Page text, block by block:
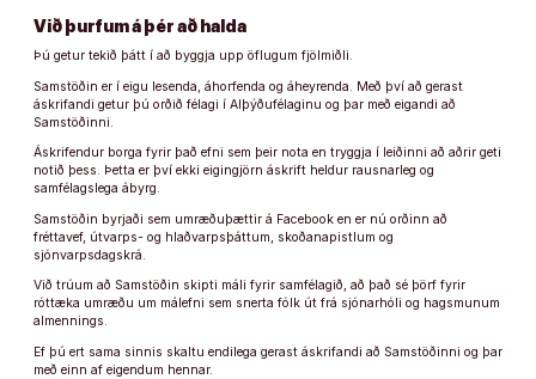
Við þurfum á þér að halda
Þú getur tekið þátt í að byggja upp öflugum fjölmiðli.
Samstöðin er í eigu lesenda, áhorfenda og áheyrenda. Með því að gerast
áskrifandi getur þú orðið félagi í Alþýðufélaginu og þar með eigandi að
Samstöðinni.
Áskrifendur borga fyrir það efni sem þeir nota en tryggja í leiðinni að aðrir geti
notið þess. Þetta er því ekki eigingjörn áskrift heldur rausnarleg og
samfélagslega ábyrg.
Samstöðin byrjaði sem umræðuþættir á Facebook en er nú orðinn að
fréttavef, útvarps- og hlaðvarpsþáttum, skoðanapistlum og
sjónvarpsdagskrá.
Við trúum að Samstöðin skipti máli fyrir samfélagið, að það sé þörf fyrir
róttæka umræðu um málefni sem snerta fólk út frá sjónarhóli og hagsmunum
almennings.
Ef þú ert sama sinnis skaltu endilega gerast áskrifandi að Samstöðinni og þar
með einn af eigendum hennar.